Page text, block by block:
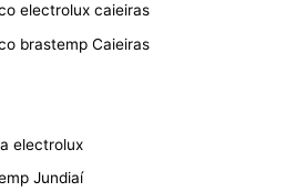
electrolux caieiras
brastemp Caieiras
electrolux
Jundiaí